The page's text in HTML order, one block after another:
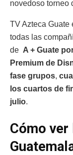
novedoso torneo
TV Azteca Guate
todas las
de A + Guate
Premium de
fase grupos,
los cuartos de
julio.
Cómo ver